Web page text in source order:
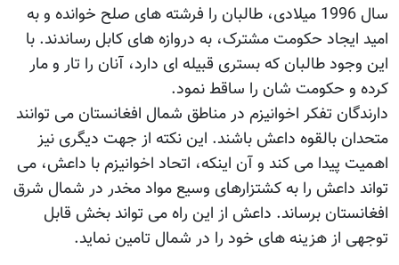
سال 1996 میلادی، طالبان را فرشته های صلح خوانده و به
امید ایجاد حکومت مشترک، به دروازه های کابل رساندند. با
این وجود طالبان که بستری قبیله ای دارد، آنان را تار و مار
کرده و حکومت شان را ساقط نمود.
دارندگان تفکر اخوانیزم در مناطق شمال افغانستان می توانند
متحدان بالقوه داعش باشند. این نکته از جهت دیگری نیز
اهمیت پیدا می کند و آن اینکه، اتحاد اخوانیزم با داعش، می
تواند داعش را به کشتزارهای وسیع مواد مخدر در شمال شرق
افغانستان برساند. داعش از این راه می تواند بخش قابل
توجهی از هزینه های خود را در شمال تامین نماید.